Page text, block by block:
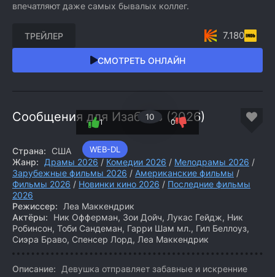
впечатляют даже самых бывалых коллег.
СМОТРЕТЬ ОНЛАЙН
ТРЕЙЛЕР 7.180
Сообщения для Изабель (2026)
WEB-DL
10
1 0
Страна:
США
Жанр:
Драмы 2026 / Комедии 2026 / Мелодрамы 2026 /
Зарубежные фильмы 2026 / Американские фильмы /
Фильмы 2026 / Новинки кино 2026 / Последние фильмы
2026
Режиссер:
Леа Маккендрик
Актёры:
Ник Офферман, Зои Дойч, Лукас Гейдж, Ник
Робинсон, Тоби Сандеман, Гарри Шам мл., Гил Беллоуз,
Сиэра Браво, Спенсер Лорд, Леа Маккендрик
Описание:
Девушка отправляет забавные и искренние